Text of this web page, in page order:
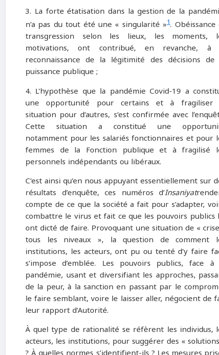
3. La forte étatisation dans la gestion de la
n’a pas du tout été une « singularité »1.
transgression selon les lieux, les moments,
motivations, ont contribué, en revanche, à
reconnaissance de la légitimité des décisions de
puissance publique ;
4. L’hypothèse que la pandémie Covid-19 a
une opportunité pour certains et à fragiliser
situation pour d’autres, s’est confirmée avec
Cette situation a constitué une
notamment pour les salariés fonctionnaires et pour
femmes de la Fonction publique et à fragilisé
personnels indépendants ou libéraux.
C’est ainsi qu’en nous appuyant essentiellement sur
résultats d’enquête, ces numéros d’Insaniyat
compte de ce que la société a fait pour s’adapter,
combattre le virus et fait ce que les pouvoirs publics
ont dicté de faire. Provoquant une situation de «
tous les niveaux », la question de comment
institutions, les acteurs, ont pu ou tenté d’y faire
s’impose d’emblée. Les pouvoirs publics, face
pandémie, usant et diversifiant les approches,
de la peur, à la sanction en passant par le
le faire semblant, voire le laisser aller, négocient de
leur rapport d’Autorité.
À quel type de rationalité se réfèrent les individus,
acteurs, les institutions, pour suggérer des «